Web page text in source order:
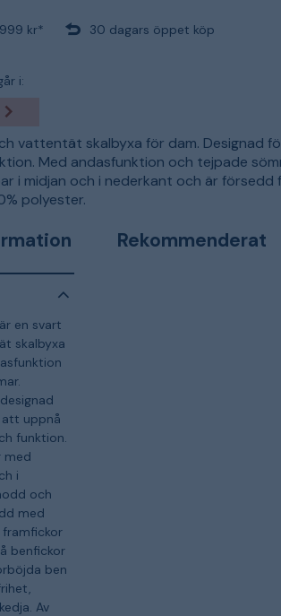
kr* 30 dagars öppet köp
i:
vattentät skalbyxa för dam. Designad
Med andasfunktion och tejpade
i midjan och i nederkant och är försedd
polyester.
en svart
skalbyxa
uppnå
funktion.
med
i
och
med
framfickor
benfickor
ben
Av
Rekommenderat